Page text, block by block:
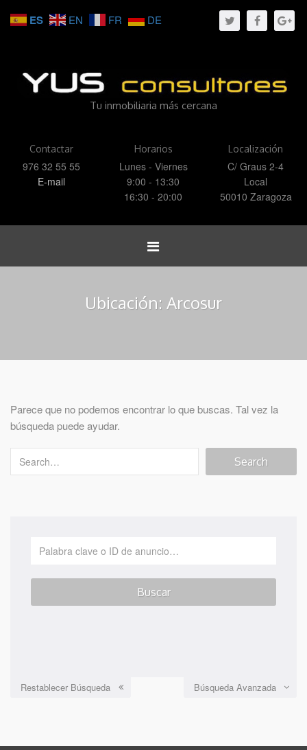
Tu inmobiliaria más cercana
Contactar
976 32 55 55
E-mail
Horarios
Lunes - Viernes
9:00 - 13:30
16:30 - 20:00
Localización
C/ Graus 2-4
Local
50010 Zaragoza
Toggle
Ubicación: Arcosur
Parece que no podemos encontrar lo que buscas. Tal vez la
búsqueda puede ayudar.
Búsqueda Avanzada
Restablecer Búsqueda
ES EN FR DE